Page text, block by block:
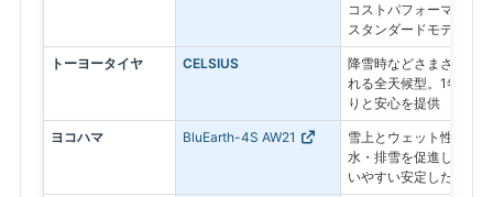
コストパフォーマンス
スタンダードモデル
トーヨータイヤ CELSIUS
降雪時などさまざまな
れる全天候型。1年を通
りと安心を提供
ヨコハマ BluEarth-4S AW21
雪上とウェット性能を
水・排雪を促進し、四
いやすい安定した走り